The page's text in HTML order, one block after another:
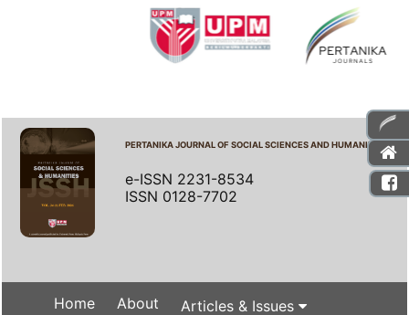
PERTANIKA JOURNAL OF SOCIAL SCIENCES AND HUMANITIES
e-ISSN 2231-8534
ISSN 0128-7702
Home About Articles & Issues